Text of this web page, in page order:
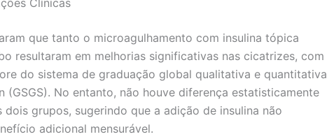
Clínicas
que tanto o microagulhamento com insulina tópica
resultaram em melhorias significativas nas cicatrizes, com
do sistema de graduação global qualitativa e quantitativa
(GSGS). No entanto, não houve diferença estatisticamente
grupos, sugerindo que a adição de insulina não
adicional mensurável.